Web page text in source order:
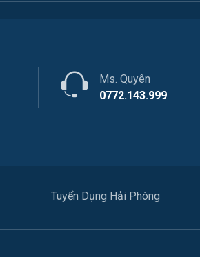
Ms. Quyên
0772.143.999
Tuyển Dụng Hải Phòng